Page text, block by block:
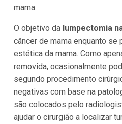
mama.
O objetivo da lumpectomia
câncer de mama enquanto se
estética da mama. Como
removida, ocasionalmente
segundo procedimento
negativas com base na
são colocados pelo
ajudar o cirurgião a localizar